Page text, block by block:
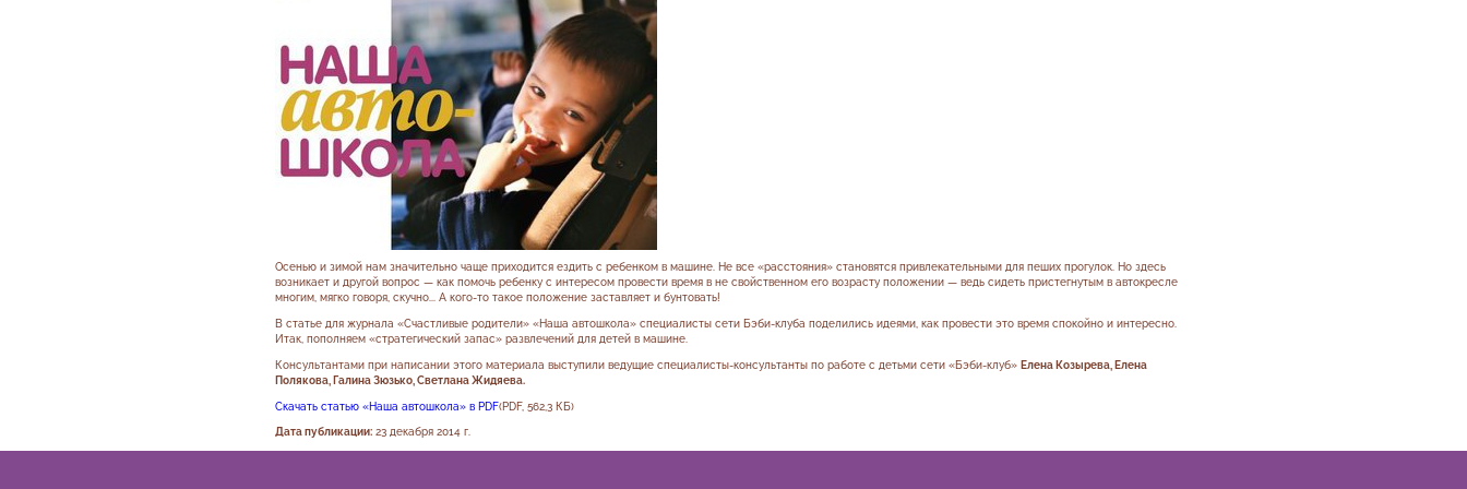
Осенью и зимой нам значительно чаще приходится ездить с ребенком в машине. Не все «расстояния» становятся привлекательными для пеших прогулок. Но здесь
возникает и другой вопрос — как помочь ребенку с интересом провести время в не свойственном его возрасту положении — ведь сидеть пристегнутым в автокресле
многим, мягко говоря, скучно... А кого-то такое положение заставляет и бунтовать!
В статье для журнала «Счастливые родители» «Наша автошкола» специалисты сети Бэби-клуба поделились идеями, как провести это время спокойно и интересно.
Итак, пополняем «стратегический запас» развлечений для детей в машине.
Консультантами при написании этого материала выступили ведущие специалисты-консультанты по работе с детьми сети «Бэби-клуб» Елена Козырева, Елена
Полякова, Галина Зюзько, Светлана Жидяева.
Скачать статью «Наша автошкола» в PDF(PDF, 562,3 КБ)
Дата публикации:23 декабря 2014 г.